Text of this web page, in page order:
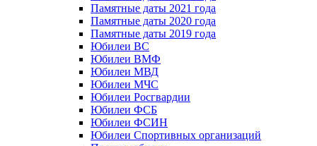
Памятные даты 2021 года
Памятные даты 2020 года
Памятные даты 2019 года
Юбилеи ВС
Юбилеи ВМФ
Юбилеи МВД
Юбилеи МЧС
Юбилеи Росгвардии
Юбилеи ФСБ
Юбилеи ФСИН
Юбилеи Спортивных организаций